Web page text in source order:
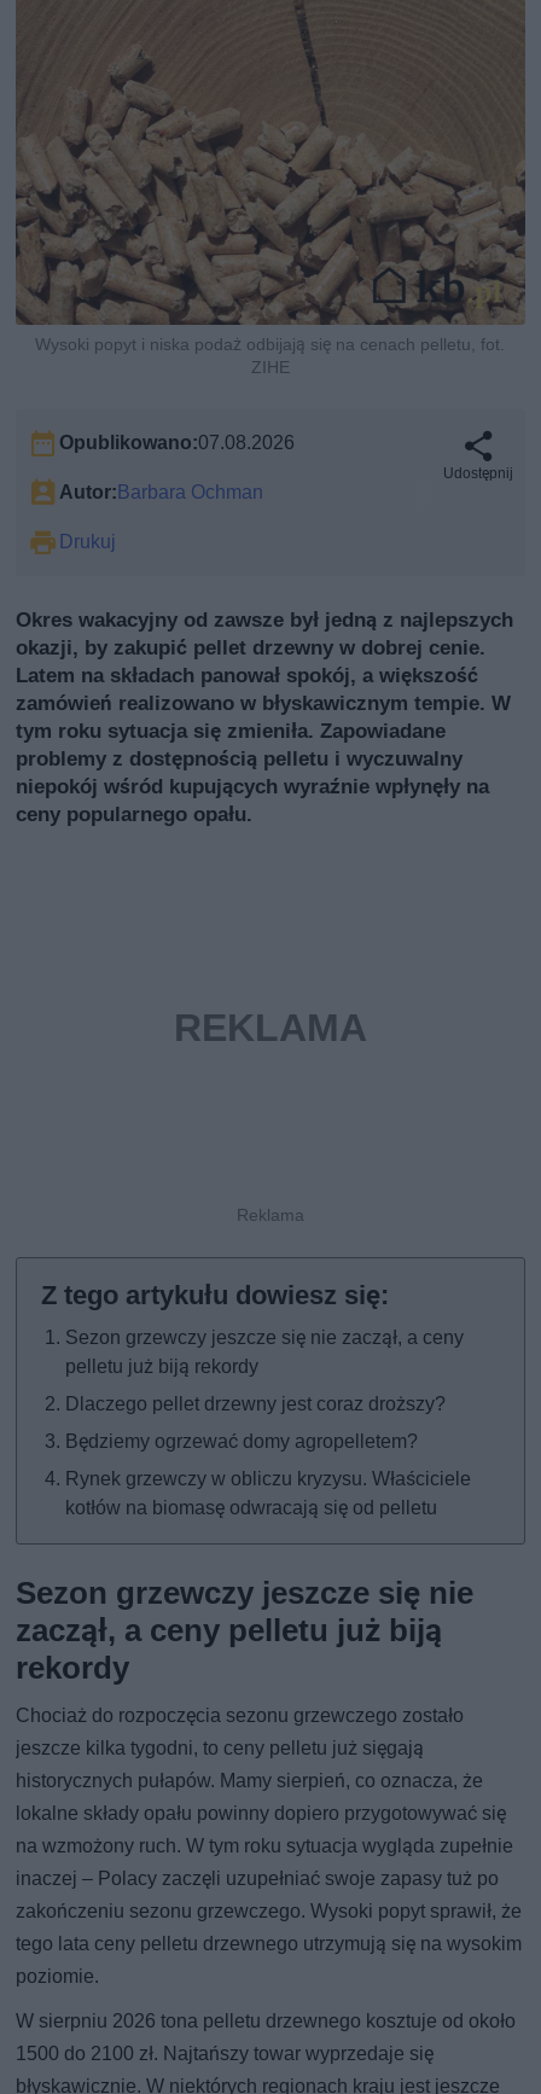
Wysoki popyt i niska podaż odbijają się na cenach pelletu, fot.
ZIHE
Opublikowano:07.08.2026
Autor:Barbara Ochman
Drukuj
Udostępnij
Okres wakacyjny od zawsze był jedną z najlepszych
okazji, by zakupić pellet drzewny w dobrej cenie.
Latem na składach panował spokój, a większość
zamówień realizowano w błyskawicznym tempie. W
tym roku sytuacja się zmieniła. Zapowiadane
problemy z dostępnością pelletu i wyczuwalny
niepokój wśród kupujących wyraźnie wpłynęły na
ceny popularnego opału.
Sezon grzewczy jeszcze się nie zaczął, a ceny
pelletu już biją rekordy
Dlaczego pellet drzewny jest coraz droższy?
Będziemy ogrzewać domy agropelletem?
Rynek grzewczy w obliczu kryzysu. Właściciele
kotłów na biomasę odwracają się od pelletu
Sezon grzewczy jeszcze się nie
zaczął, a ceny pelletu już biją
rekordy
Chociaż do rozpoczęcia sezonu grzewczego zostało
jeszcze kilka tygodni, to ceny pelletu już sięgają
historycznych pułapów. Mamy sierpień, co oznacza, że
lokalne składy opału powinny dopiero przygotowywać się
na wzmożony ruch. W tym roku sytuacja wygląda zupełnie
inaczej – Polacy zaczęli uzupełniać swoje zapasy tuż po
zakończeniu sezonu grzewczego. Wysoki popyt sprawił, że
tego lata ceny pelletu drzewnego utrzymują się na wysokim
poziomie.
W sierpniu 2026 tona pelletu drzewnego kosztuje od około
1500 do 2100 zł. Najtańszy towar wyprzedaje się
błyskawicznie. W niektórych regionach kraju jest jeszcze